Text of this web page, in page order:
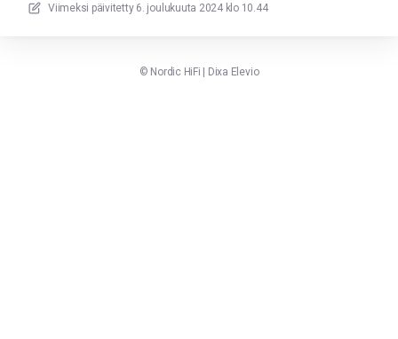
Viimeksi päivitetty 6. joulukuuta 2024 klo 10.44
© Nordic HiFi Dixa Elevio